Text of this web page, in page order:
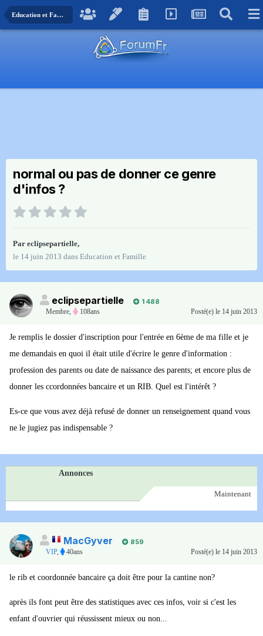
Education et Famille
normal ou pas de donner ce genre
d'infos ?
Par eclipsepartielle,
le 14 juin 2013 dans Education et Famille
eclipsepartielle
1 488
Membre, 108ans Posté(e) le 14 juin 2013
Je remplis le dossier d'inscription pour l'entrée en 6ème de ma fille et je
me demandais en quoi il était utile d'écrire le genre d'information :
profession des parents ou date de naissance des parents; et encore plus de
donner les ccordonnées bancaire et un RIB. Quel est l'intérêt ?
Es-ce que vous avez déjà refusé de donner un renseignement quand vous
ne le jugiez pas indispensable ?
Annonces
Maintenant
MacGyver
859
VIP, 40ans Posté(e) le 14 juin 2013
le rib et coordonnée bancaire ça doit être pour la cantine non?
après ils font peut être des statistiques avec ces infos, voir si c'est les
enfant d'ouvrier qui réussissent mieux ou non...